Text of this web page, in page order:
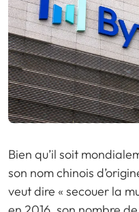
Bien qu’il soit
son nom chinois
veut dire « secouer la